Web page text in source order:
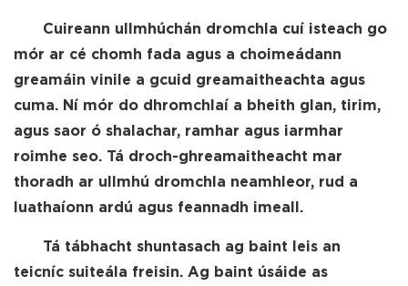
Cuireann ullmhúchán dromchla cuí isteach go
mór ar cé chomh fada agus a choimeádann
greamáin vinile a gcuid greamaitheachta agus
cuma. Ní mór do dhromchlaí a bheith glan, tirim,
agus saor ó shalachar, ramhar agus iarmhar
roimhe seo. Tá droch-ghreamaitheacht mar
thoradh ar ullmhú dromchla neamhleor, rud a
luathaíonn ardú agus feannadh imeall.
Tá tábhacht shuntasach ag baint leis an
teicníc suiteála freisin. Ag baint úsáide as